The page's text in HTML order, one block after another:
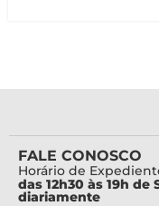
FALE CONOSCO
Horário de
das 12h30 às 19h
diariamente